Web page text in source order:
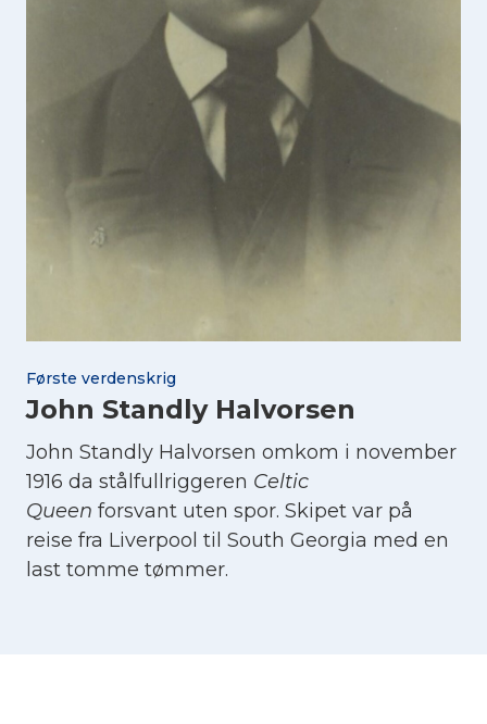
Første verdenskrig
John Standly Halvorsen
John Standly Halvorsen omkom i november
1916 da stålfullriggeren Celtic
Queen forsvant uten spor. Skipet var på
reise fra Liverpool til South Georgia med en
last tomme tømmer.